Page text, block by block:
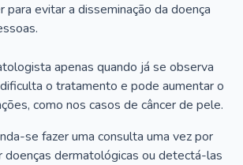
para evitar a disseminação da doença
apenas quando já se observa
o tratamento e pode aumentar o
como nos casos de câncer de pele.
se fazer uma consulta uma vez por
doenças dermatológicas ou detectá-las